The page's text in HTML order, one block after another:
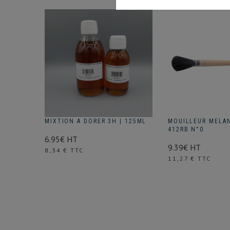
MIXTION A DORER 3H | 125ML
6.95€ HT
Prix
8,34 € TTC
MOUILLEUR
412RB N°0
9.39€ HT
Prix
11,27 € TTC